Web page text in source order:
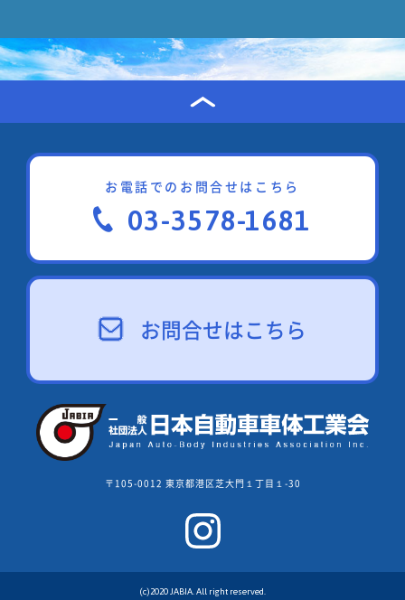
お電話でのお問合せはこちら
03-3578-1681
お問合せはこちら
〒105-0012 東京都港区芝大門１丁目１-30
(c)2020 JABIA. All right reserved.